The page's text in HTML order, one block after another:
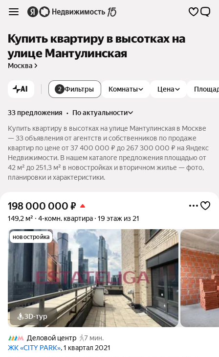
Купить квартиру в высотках на
улице Мантулинская
Москва
AI 2 Фильтры Комнаты Цена
33 предложения •
по актуальности
Купить квартиру в высотках на улице Мантулинская в Москве
— 33 объявления от агентств и собственников по продаже
квартир по цене от 37 400 000 ₽ до 267 300 000 ₽ на Яндекс
Недвижимости. В нашем каталоге предложения площадью от
42 м² до 251,3 м² в новостройках и вторичном жилье — фото,
планировки и характеристики.
198 000 000 ₽
149,2 м² 4-комн. квартира 19 этаж из 21
новостройка
3D-тур
Деловой центр
7 мин.
ЖК «CITY PARK», 1 квартал 2021